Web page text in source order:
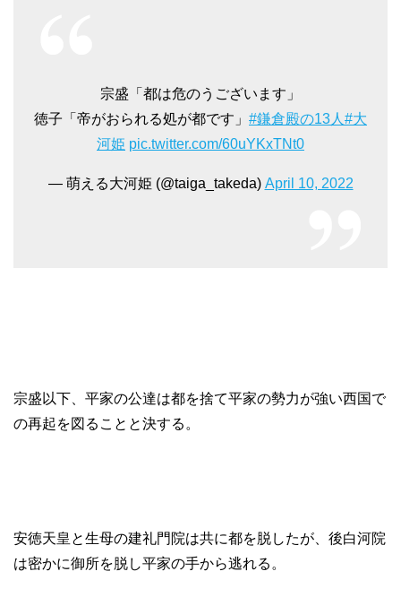
宗盛「都は危のうございます」
徳子「帝がおられる処が都です」 #鎌倉殿の13人 #大
河姫 pic.twitter.com/60uYKxTNt0
— 萌える大河姫 (@taiga_takeda) April 10, 2022
宗盛以下、平家の公達は都を捨て平家の勢力が強い西国で
の再起を図ることと決する。
安徳天皇と生母の建礼門院は共に都を脱したが、後白河院
は密かに御所を脱し平家の手から逃れる。